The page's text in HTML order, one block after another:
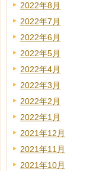
2022年8月
2022年7月
2022年6月
2022年5月
2022年4月
2022年3月
2022年2月
2022年1月
2021年12月
2021年11月
2021年10月